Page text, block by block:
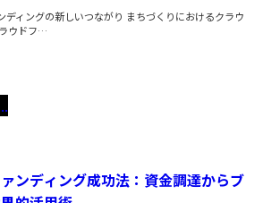
ディングの新しいつながり まちづくりにおけるクラウ
ウドフ…
ンディング成功法：資金調達からブ